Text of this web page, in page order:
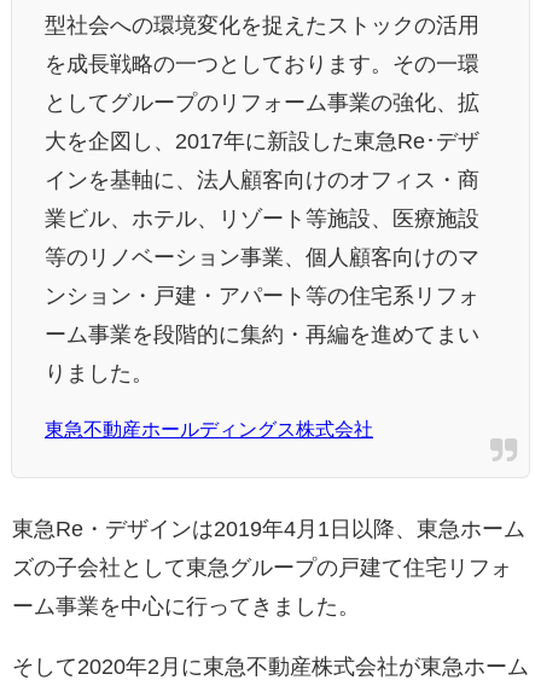
型社会への環境変化を捉えたストックの活用
を成長戦略の一つとしております。その一環
としてグループのリフォーム事業の強化、拡
大を企図し、2017年に新設した東急Re･デザ
インを基軸に、法人顧客向けのオフィス・商
業ビル、ホテル、リゾート等施設、医療施設
等のリノベーション事業、個人顧客向けのマ
ンション・戸建・アパート等の住宅系リフォ
ーム事業を段階的に集約・再編を進めてまい
りました。
東急不動産ホールディングス株式会社
東急Re・デザインは2019年4月1日以降、東急ホーム
ズの子会社として東急グループの戸建て住宅リフォ
ーム事業を中心に行ってきました。
そして2020年2月に東急不動産株式会社が東急ホーム